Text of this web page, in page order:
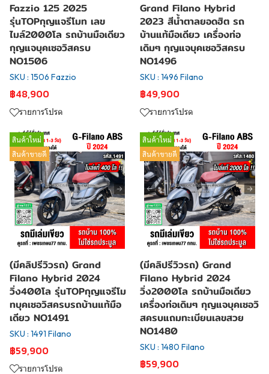
Fazzio 125 2025
รุ่นTOPกุญแจรีโมท เลข
ไมล์2000โล รถบ้านมือเดียว
กุญแจบุคเซอวิสครบ
NO1506
SKU : 1506 Fazzio
฿48,900
รายการโปรด
Grand Filano Hybrid
2023 สีน้ำตาลยอดฮิต รถ
บ้านแท้มือเดียว เครื่องท่อ
เดิมๆ กุญแจบุคเซอวิสครบ
NO1496
SKU : 1496 Filano
฿49,900
รายการโปรด
สินค้าใหม่
สินค้าขายดี
(มีคลิปรีวิวรถ) Grand
Filano Hybrid 2024
วิ่ง400โล รุ่นTOPกุญแจรีโม
ทบุคเซอวิสครบรถบ้านแท้มือ
เดียว NO1491
SKU : 1491 Filano
฿59,900
รายการโปรด
สินค้าใหม่
สินค้าขายดี
(มีคลิปรีวิวรถ) Grand
Filano Hybrid 2024
วิ่ง2000โล รถบ้านมือเดียว
เครื่องท่อเดิมๆ กุญแจบุคเซอวิ
สครบแถมทะเบียนเลขสวย
NO1480
SKU : 1480 Filano
฿59,900